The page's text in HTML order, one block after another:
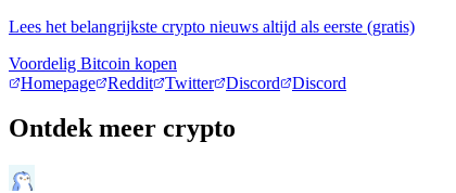
Lees het belangrijkste crypto nieuws altijd als eerste (gratis)
Voordelig Bitcoin kopen
Homepage
Reddit Twitter Discord Discord
Ontdek meer crypto